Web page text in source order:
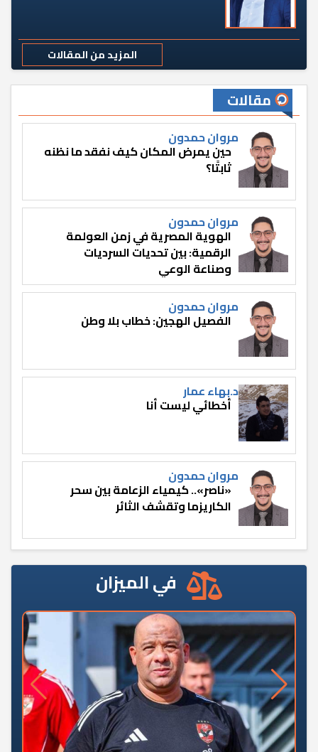
المزيد من المقالات
مقالات
مروان حمدون
حين يمرض المكان كيف نفقد ما نظنه
ثابتًا؟
مروان حمدون
الهوية المصرية في زمن العولمة
الرقمية: بين تحديات السرديات
وصناعة الوعي
مروان حمدون
الفصيل الهجين: خطاب بلا وطن
د.بهاء عمار
أخطائي ليست أنا
مروان حمدون
«ناصر».. كيمياء الزعامة بين سحر
الكاريزما وتقشف الثائر
في الميزان